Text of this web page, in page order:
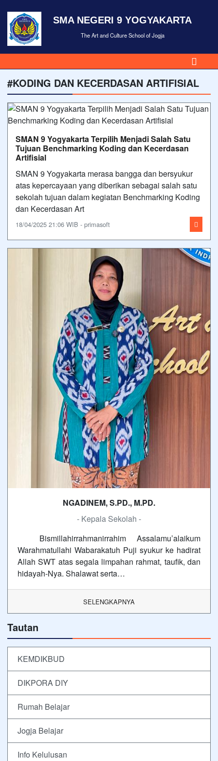
SMA NEGERI 9 YOGYAKARTA
The Art and Culture School of Jogja
#KODING DAN KECERDASAN ARTIFISIAL
SMAN 9 Yogyakarta Terpilih Menjadi Salah Satu
Tujuan Benchmarking Koding dan Kecerdasan
Artifisial
SMAN 9 Yogyakarta merasa bangga dan bersyukur
atas kepercayaan yang diberikan sebagai salah satu
sekolah tujuan dalam kegiatan Benchmarking Koding
dan Kecerdasan Art
18/04/2025 21:06 WIB - primasoft
NGADINEM, S.PD., M.PD.
- Kepala Sekolah -
Bismillahirrahmanirrahim Assalamu’alaikum
Warahmatullahi Wabarakatuh Puji syukur ke hadirat
Allah SWT atas segala limpahan rahmat, taufik, dan
hidayah-Nya. Shalawat serta…
SELENGKAPNYA
Tautan
KEMDIKBUD
DIKPORA DIY
Rumah Belajar
Jogja Belajar
Info Kelulusan